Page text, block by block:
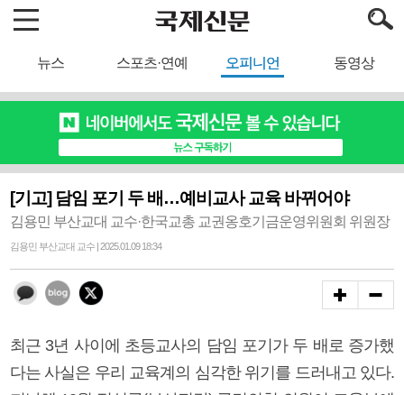
뉴스 스포츠·연예 오피니언 동영상
[기고] 담임 포기 두 배…예비교사 교육 바뀌어야
김용민 부산교대 교수·한국교총 교권옹호기금운영위원회 위원장
김용민 부산교대 교수 | 2025.01.09 18:34
최근 3년 사이에 초등교사의 담임 포기가 두 배로 증가했
다는 사실은 우리 교육계의 심각한 위기를 드러내고 있다.